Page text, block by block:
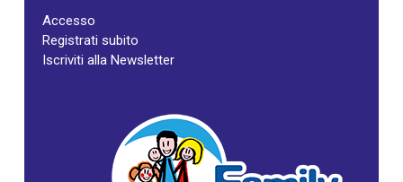
Accesso
Registrati subito
Iscriviti alla Newsletter